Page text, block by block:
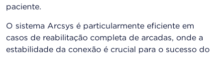
paciente​.
O sistema Arcsys é particularmente eficiente em
casos de reabilitação completa de arcadas, onde a
estabilidade da conexão é crucial para o sucesso do